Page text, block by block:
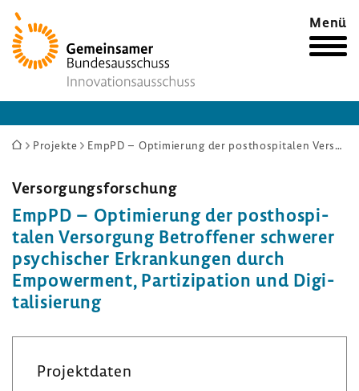
Zur
Startseite
Menü
Sie
hier:
Projekte EmpPD – Optimierung der posthospitalen Versorgung Betroffener schwerer psychischer Erkrankungen durch Empowerment, Partizipation und Digitalisierung
Versor­gungs­for­schung
EmpPD – Opti­mie­rung der post­hos­pi­
talen Versor­gung Betrof­fener schwerer
psychi­scher Erkran­kungen durch
Empower­ment, Parti­zi­pa­tion und Digi­
ta­li­sie­rung
Projekt­daten